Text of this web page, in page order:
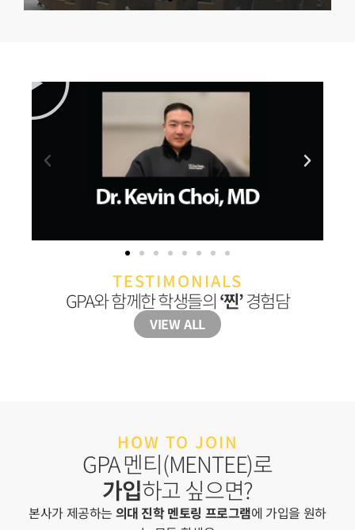
TESTIMONIALS
GPA와 함께한 학생들의‘찐’경험담
VIEW ALL
HOW TO JOIN
GPA 멘티(MENTEE)로
가입하고 싶으면?
본사가 제공하는 의대 진학 멘토링 프로그램에 가입을 원하